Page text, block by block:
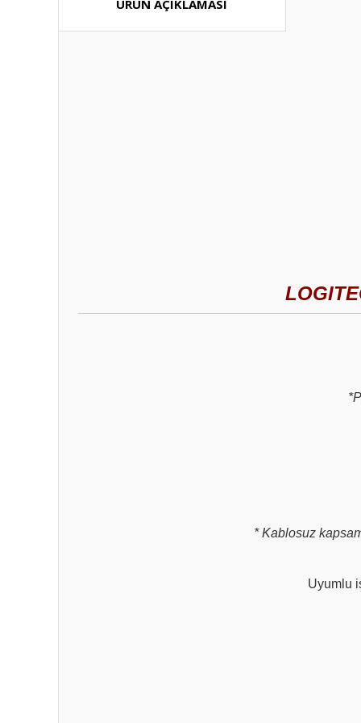
ÜRÜN AÇIKLAMASI
* Kablosuz
Uyumlu